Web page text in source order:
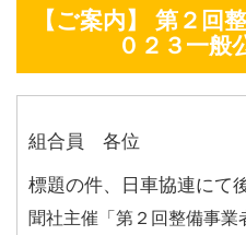
【ご案内】 第２回
０２３一般
組合員 各位
標題の件、日車協連にて
聞社主催「第２回整備事